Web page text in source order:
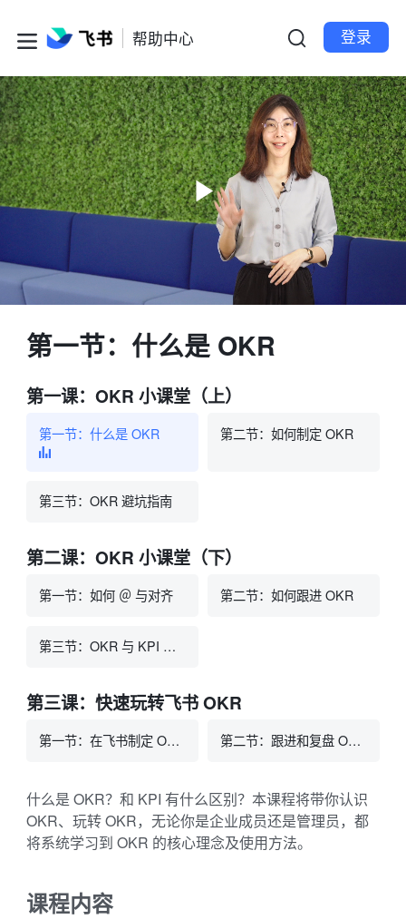
帮助中心 登录
第一节：什么是 OKR
第一课：OKR 小课堂（上）
第一节：什么是 OKR 第二节：如何制定 OKR
第三节：OKR 避坑指南
第二课：OKR 小课堂（下）
第一节：如何 ＠ 与对齐 第二节：如何跟进 OKR
第三节：OKR 与 KPI 的区别
第三课：快速玩转飞书 OKR
第一节：在飞书制定 OKR 第二节：跟进和复盘 OKR
什么是 OKR？和 KPI 有什么区别？本课程将带你认识
OKR、玩转 OKR，无论你是企业成员还是管理员，都
将系统学习到 OKR 的核心理念及使用方法。
课程内容